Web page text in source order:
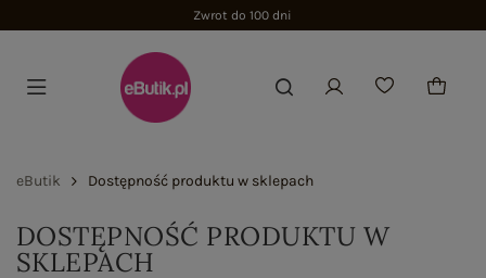
Zwrot do 100 dni
eButik Dostępność produktu w sklepach
DOSTĘPNOŚĆ PRODUKTU W
SKLEPACH